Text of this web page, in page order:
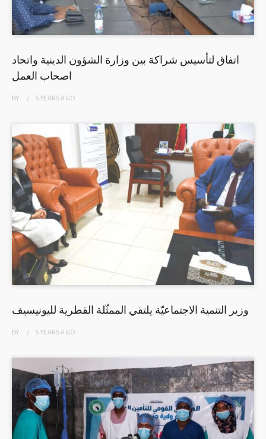
اتفاق لتأسيس شراكة بين وزارة الشؤون الدينية واتحاد
اصحاب العمل
BY 5 YEARSAGO
وزير التنمية الاجتماعيّة يلتقي الممثّلة القطرية لليونيسيف
BY 5 YEARSAGO